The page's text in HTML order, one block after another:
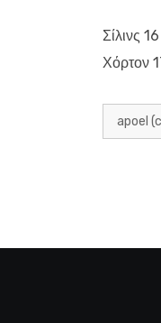
Σίλινς
Χόρτον
apoel